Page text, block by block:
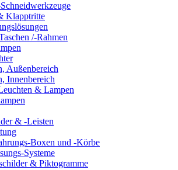
Klapptritte
/-Rahmen
Außenbereich
Innenbereich
& Lampen
& -Leisten
Boxen und -Körbe
Systeme
& Piktogramme